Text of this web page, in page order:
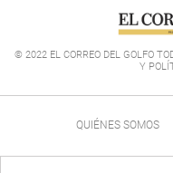
© 2022 EL CORREO DEL GOLFO
Y
QUIÉNES SOMOS